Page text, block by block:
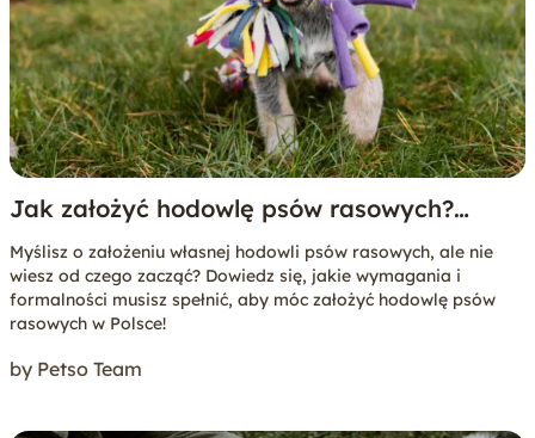
Jak założyć hodowlę psów rasowych?
Poradnik krok po kroku
Myślisz o założeniu własnej hodowli psów rasowych, ale nie
wiesz od czego zacząć? Dowiedz się, jakie wymagania i
formalności musisz spełnić, aby móc założyć hodowlę psów
rasowych w Polsce!
by Petso Team